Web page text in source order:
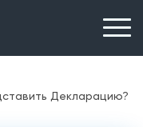
Декларацию?